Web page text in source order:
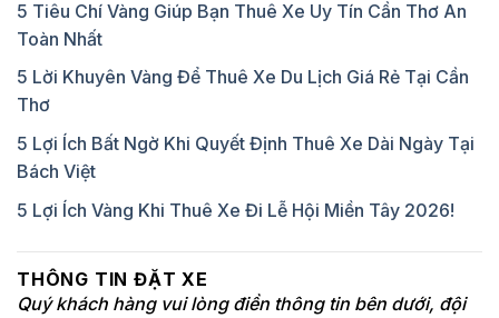
5 Tiêu Chí Vàng Giúp Bạn Thuê Xe Uy Tín Cần Thơ An
Toàn Nhất
5 Lời Khuyên Vàng Để Thuê Xe Du Lịch Giá Rẻ Tại Cần
Thơ
5 Lợi Ích Bất Ngờ Khi Quyết Định Thuê Xe Dài Ngày Tại
Bách Việt
5 Lợi Ích Vàng Khi Thuê Xe Đi Lễ Hội Miền Tây 2026!
THÔNG TIN ĐẶT XE
Quý khách hàng vui lòng điền thông tin bên dưới, đội